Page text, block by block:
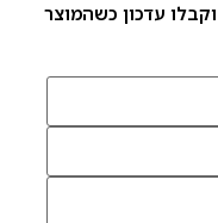
עדכון כשהמוצר